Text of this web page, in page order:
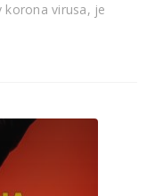
virusa, je